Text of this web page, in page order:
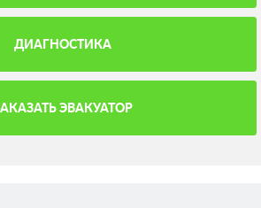
ДИАГНОСТИКА
ЭВАКУАТОР